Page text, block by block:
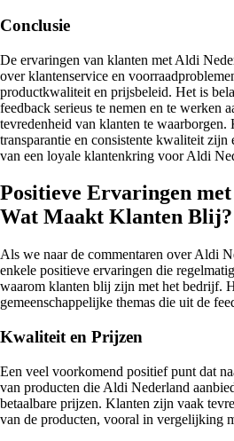
Conclusie
De ervaringen van klanten met Aldi
over klantenservice en
productkwaliteit en prijsbeleid. Het is
feedback serieus te nemen en te werken
tevredenheid van klanten te waarborgen.
transparantie en consistente kwaliteit zijn
van een loyale klantenkring voor Aldi
Positieve Ervaringen
Wat Maakt Klanten Blij?
Als we naar de commentaren over Aldi
enkele positieve ervaringen die
waarom klanten blij zijn met het bedrijf.
gemeenschappelijke themas die uit de
Kwaliteit en Prijzen
Een veel voorkomend positief punt dat
van producten die Aldi Nederland
betaalbare prijzen. Klanten zijn vaak
van de producten, vooral in vergelijking